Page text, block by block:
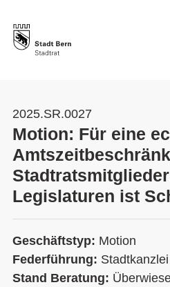
2025.SR.0027
Motion: Für eine
Legislaturen ist
Geschäftstyp: Motion
Federführung: Stadtkanzlei
Stand Beratung: